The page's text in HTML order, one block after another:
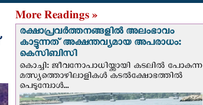
More Readings »
രക്ഷാപ്രവര്‍ത്തനങ്ങളില്‍ അലംഭാവം
കാട്ടുന്നത് അക്ഷന്തവ്യമായ അപരാധം:
കെസിബിസി
കൊച്ചി: ജീവനോപാധിയ്ക്കായി കടലില്‍ പോകുന്ന
മത്സ്യത്തൊഴിലാളികള്‍ കടല്‍ക്ഷോഭത്തില്‍
പെടുമ്പോള്‍...